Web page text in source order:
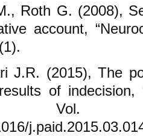
Roth G. (2008),
account,
J.R. (2015), The
of indecision,